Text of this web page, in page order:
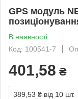
GPS модуль
В наявності
Код: 100541-7
401,58 ₴
389,53 ₴ від 10 шт.